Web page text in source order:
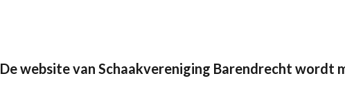
De website van Schaakvereniging Barendrecht wordt